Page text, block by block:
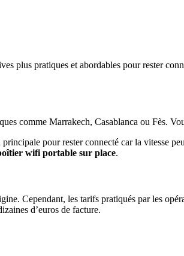
plus pratiques et abordables pour rester
comme Marrakech, Casablanca ou Fès.
pour rester connecté car la vitesse
wifi portable sur place.
Cependant, les tarifs pratiqués par les
d’euros de facture.